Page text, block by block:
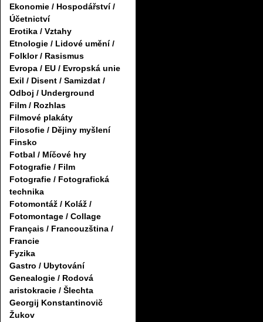
Ekonomie / Hospodářství /
Účetnictví
Erotika / Vztahy
Etnologie / Lidové umění /
Folklor / Rasismus
Evropa / EU / Evropská unie
Exil / Disent / Samizdat /
Odboj / Underground
Film / Rozhlas
Filmové plakáty
Filosofie / Dějiny myšlení
Finsko
Fotbal / Míčové hry
Fotografie / Film
Fotografie / Fotografická
technika
Fotomontáž / Koláž /
Fotomontage / Collage
Français / Francouzština /
Francie
Fyzika
Gastro / Ubytování
Genealogie / Rodová
aristokracie / Šlechta
Georgij Konstantinovič
Žukov